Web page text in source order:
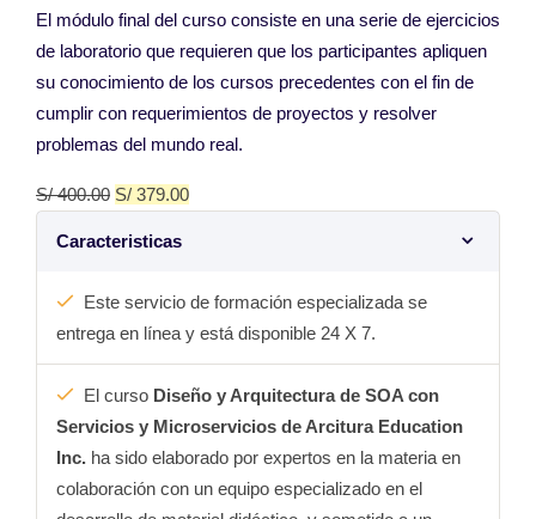
El módulo final del curso consiste en una serie de ejercicios
de laboratorio que requieren que los participantes apliquen
su conocimiento de los cursos precedentes con el fin de
cumplir con requerimientos de proyectos y resolver
problemas del mundo real.
S/400.00 S/ 379.00
Caracteristicas
Este servicio de formación especializada se
entrega en línea y está disponible 24 X 7.
El curso Diseño y Arquitectura de SOA con
Servicios y Microservicios de Arcitura Education
Inc. ha sido elaborado por expertos en la materia en
colaboración con un equipo especializado en el